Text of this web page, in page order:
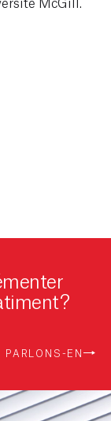
PARLONS-EN